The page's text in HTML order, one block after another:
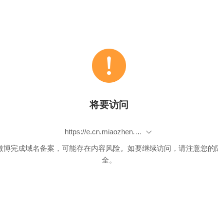
将要访问
https://e.cn.miaozhen.com/r/k=2164149&p=7ZDjL&dx=__IPDX__&rt=2&o=https://mfanxing.kugou.com/cterm/program_subject/m/views/index.html/3873?h5inx5=1&source=26&outBookSource=26
博完成域名备案，可能存在内容风险。如要继续访问，请注意您的
全。